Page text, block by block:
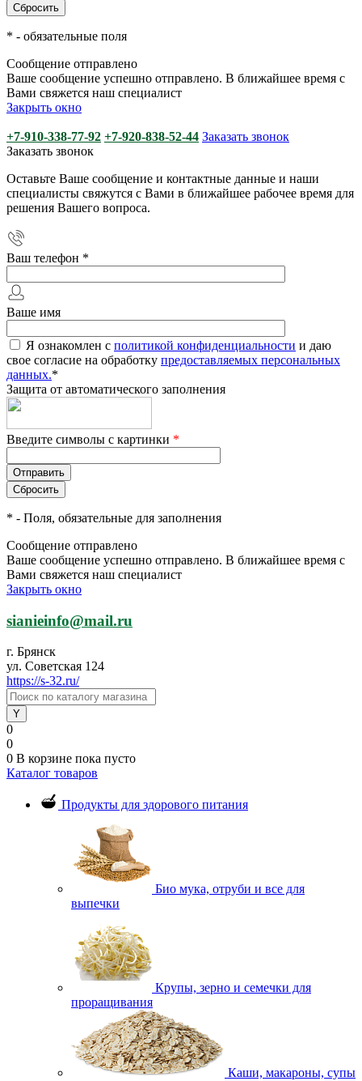
* - обязательные поля
Сообщение отправлено
Ваше сообщение успешно отправлено. В ближайшее время с
Вами свяжется наш специалист
Закрыть окно
+7-910-338-77-92 +7-920-838-52-44 Заказать звонок
Заказать звонок
Оставьте Ваше сообщение и контактные данные и наши
специалисты свяжутся с Вами в ближайшее рабочее время для
решения Вашего вопроса.
Ваш телефон *
Ваше имя
Я ознакомлен с политикой конфиденциальности и даю
свое согласие на обработку предоставляемых персональных
данных.*
Защита от автоматического заполнения
Введите символы с картинки *
* - Поля, обязательные для заполнения
Сообщение отправлено
Ваше сообщение успешно отправлено. В ближайшее время с
Вами свяжется наш специалист
Закрыть окно
sianieinfo@mail.ru
г. Брянск
ул. Советская 124
https://s-32.ru/
0
0
0 В корзине пока пусто
Каталог товаров
Продукты для здорового питания
Био мука, отруби и все для
выпечки
Крупы, зерно и семечки для
проращивания
Каши, макароны, супы